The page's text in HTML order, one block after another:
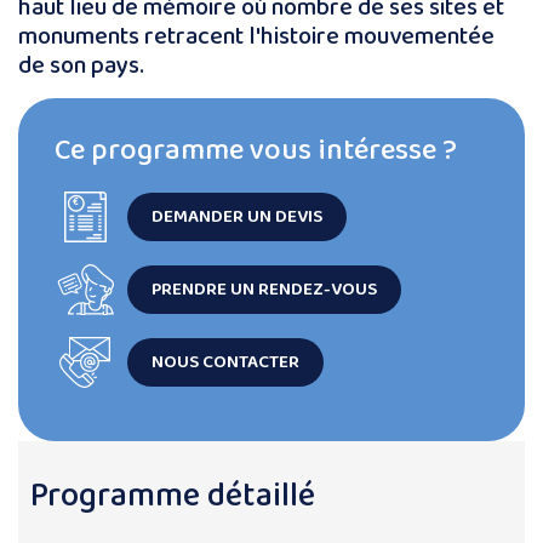
monuments retracent l'histoire mouvementée
de son pays.
Ce programme vous intéresse ?
DEMANDER UN DEVIS
PRENDRE UN RENDEZ-VOUS
NOUS CONTACTER
Programme détaillé